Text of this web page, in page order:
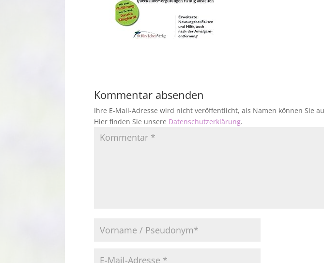
Kommentar absenden
Ihre E-Mail-Adresse wird nicht veröffentlicht, als Namen können Sie
Hier finden Sie unsere Datenschutzerklärung.